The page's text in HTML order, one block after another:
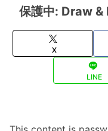
保護中: Draw &
X
LINE